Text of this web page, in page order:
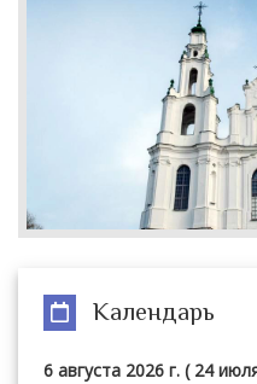
Календарь
6 августа 2026 г. ( 24